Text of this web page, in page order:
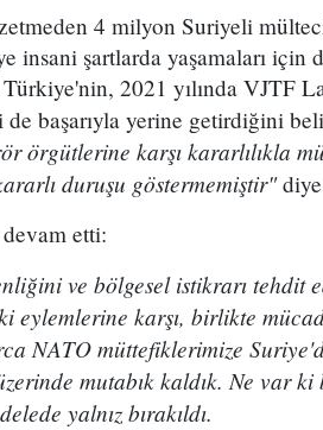
4 milyon Suriyeli
insani şartlarda yaşamaları için
Türkiye'nin, 2021 yılında VJTF
de başarıyla yerine getirdiğini
örgütlerine karşı kararlılıkla
duruşu göstermemiştir"diye
etti:
ve bölgesel istikrarı tehdit
eylemlerine karşı, birlikte
NATO müttefiklerimize
mutabık kaldık. Ne var
yalnız bırakıldı.